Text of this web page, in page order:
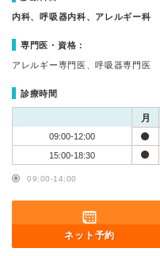
内科、呼吸器内科、アレルギー科
専門医・資格：
アレルギー専門医、呼吸器専門医
診療時間
月
09:00-12:00
15:00-18:30
09:00-14:00
ネット予約